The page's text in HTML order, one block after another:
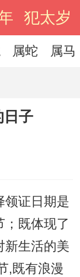
犯太岁
属蛇 属马
日子
领证日期是
；既体现了
新生活的美
,既有浪漫